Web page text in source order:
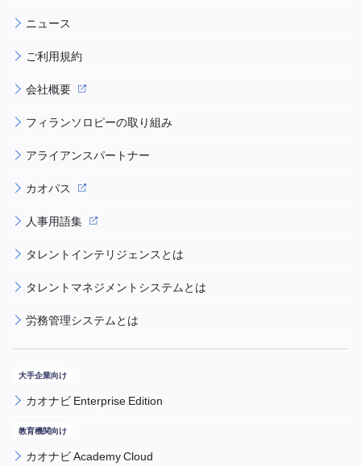
ニュース
ご利用規約
会社概要
フィランソロピーの取り組み
アライアンスパートナー
カオパス
人事用語集
タレントインテリジェンスとは
タレントマネジメントシステムとは
労務管理システムとは
カオナビ Enterprise Edition
カオナビ Academy Cloud